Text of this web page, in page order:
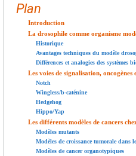
Plan
Introduction
La drosophile comme organisme
Historique
Avantages techniques du modèle
Différences et analogies des systèmes
Les voies de signalisation, oncogènes
Notch
Wingless/b-caténine
Hedgehog
Hippo/Yap
Les différents modèles de cancers
Modèles mutants
Modèles de croissance tumorale dans
Modèles de cancer organotypiques